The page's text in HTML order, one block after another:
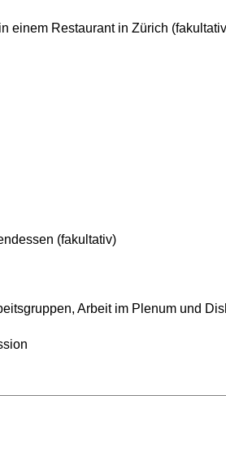
einem Restaurant in Zürich
(fakultativ)
Arbeit im Plenum und